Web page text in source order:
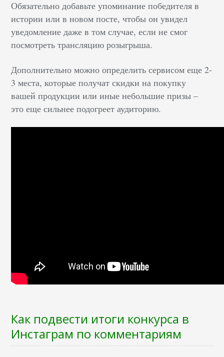
Обязательно добавьте упоминание победителя в
истории или в новом посте, чтобы он увидел
уведомление даже в том случае, если не смог
посмотреть трансляцию розыгрыша.
Дополнительно можно определить сервисом еще 2-
3 места, которые получат скидки на покупку
вашей продукции или иные небольшие призы –
это еще сильнее подогреет аудиторию.
Как подвести итоги конкурса в
Инстаграм по комментариям